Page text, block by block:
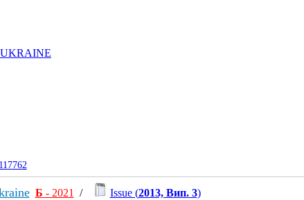
Б - 2021 / Issue (2013, Вип. 3)